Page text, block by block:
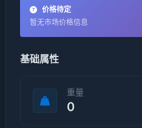
价格待定
暂无市场价格信息
基础属性
重量
0